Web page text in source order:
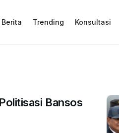
Berita Trending Konsultasi
Bansos